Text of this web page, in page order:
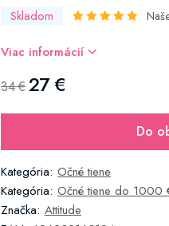
Skladom
Viac informácií
34 €27 €
Do
Kategória: Očné tiene
Kategória: Očné tiene do 1000
Značka: Attitude